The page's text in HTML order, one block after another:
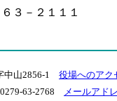
３－２１１１
中山2856-1 役場へのアク
63-2768
メールアド